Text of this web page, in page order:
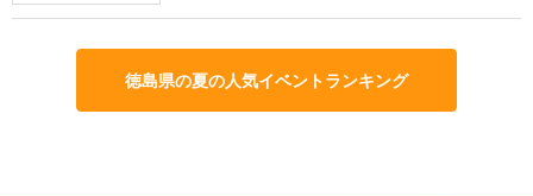
徳島県の夏の人気イベントランキング